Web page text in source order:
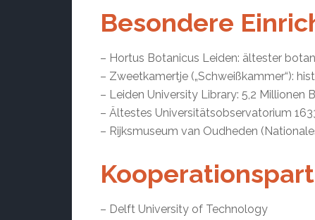
Besondere
– Hortus Botanicus Leiden: ältester
– Zweetkamertje („Schweißkammer“):
– Leiden University Library: 5,2 Millionen
– Ältestes Universitätsobservatorium
– Rijksmuseum van Oudheden
– Delft University of Technology